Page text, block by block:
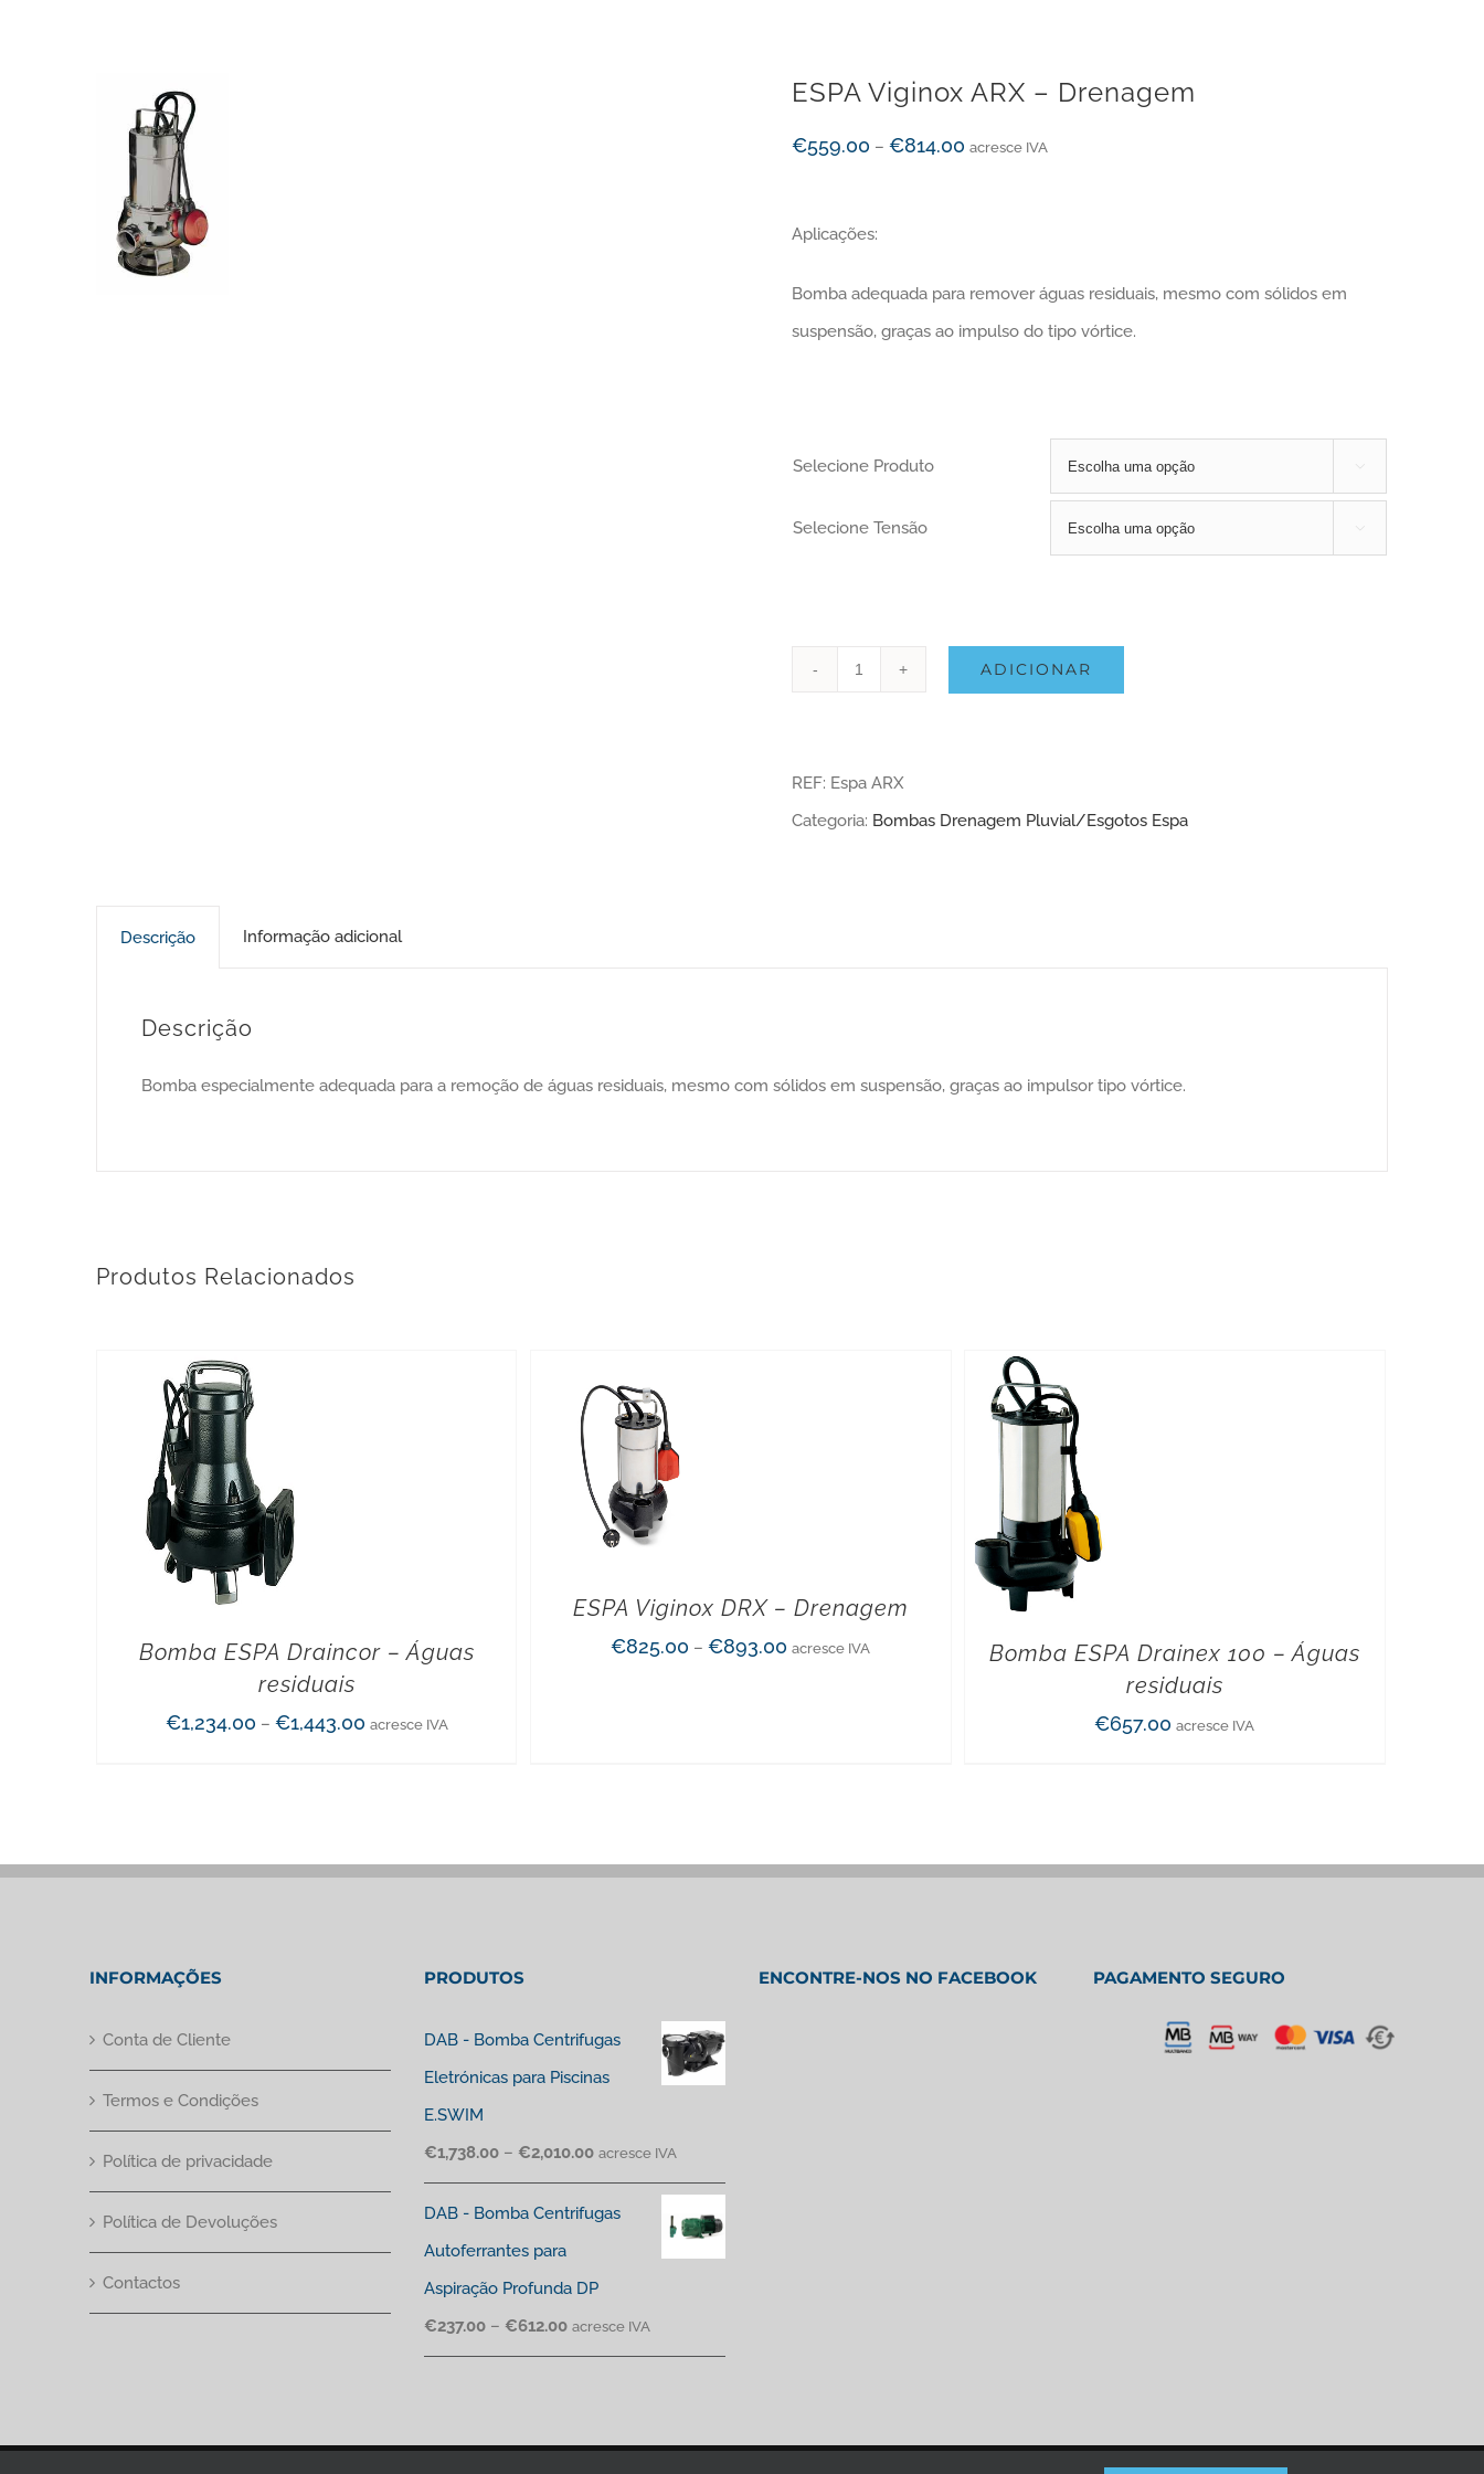
ESPA Viginox ARX – Drenagem
€559.00 – €814.00 acresce IVA
Aplicações:
Bomba adequada para remover águas residuais, mesmo com sólidos em
suspensão, graças ao impulso do tipo vórtice.
Selecione Produto
Selecione Tensão
ADICIONAR
REF: Espa ARX
Categoria: Bombas Drenagem Pluvial/Esgotos Espa
Descrição Informação adicional
Descrição
Bomba especialmente adequada para a remoção de águas residuais, mesmo com sólidos em suspensão, graças ao impulsor tipo vórtice.
Produtos Relacionados
Bomba ESPA Draincor – Águas
residuais
€1,234.00 – €1,443.00 acresce IVA
ESPA Viginox DRX – Drenagem
€825.00 –€893.00 acresce IVA
Bomba ESPA Drainex 100 – Águas
residuais
€657.00 acresce IVA
INFORMAÇÕES
Conta de Cliente
Termos e Condições
Política de privacidade
Política de Devoluções
Contactos
PRODUTOS
DAB - Bomba Centrifugas
Eletrónicas para Piscinas
E.SWIM
€1,738.00 –€2,010.00 acresce IVA
DAB - Bomba Centrifugas
Autoferrantes para
Aspiração Profunda DP
€237.00 –€612.00 acresce IVA
ENCONTRE-NOS NO FACEBOOK PAGAMENTO SEGURO